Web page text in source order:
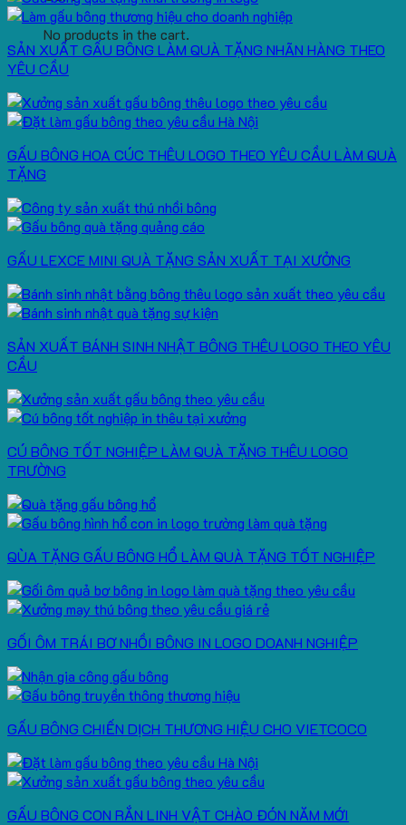
No products in the cart.
SẢN XUẤT GẤU BÔNG LÀM QUÀ TẶNG NHÃN HÀNG THEO
YÊU CẦU
GẤU BÔNG HOA CÚC THÊU LOGO THEO YÊU CẦU LÀM QUÀ
TẶNG
GẤU LEXCE MINI QUÀ TẶNG SẢN XUẤT TẠI XƯỞNG
SẢN XUẤT BÁNH SINH NHẬT BÔNG THÊU LOGO THEO YÊU
CẦU
CÚ BÔNG TỐT NGHIỆP LÀM QUÀ TẶNG THÊU LOGO
TRƯỜNG
QÙA TẶNG GẤU BÔNG HỔ LÀM QUÀ TẶNG TỐT NGHIỆP
GỐI ÔM TRÁI BƠ NHỒI BÔNG IN LOGO DOANH NGHIỆP
GẤU BÔNG CHIẾN DỊCH THƯƠNG HIỆU CHO VIETCOCO
GẤU BÔNG CON RẮN LINH VẬT CHÀO ĐÓN NĂM MỚI